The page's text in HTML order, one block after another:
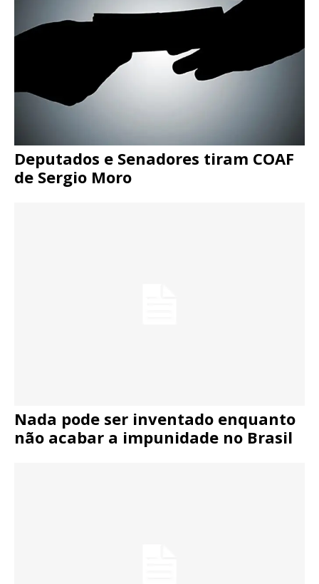
Deputados e Senadores tiram COAF
de Sergio Moro
Nada pode ser inventado enquanto
não acabar a impunidade no Brasil